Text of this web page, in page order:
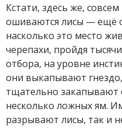
Кстати, здесь же,
ошиваются лисы — ещё
насколько это место
черепахи, пройдя
отбора, на уровне
они выкапывают
тщательно закапывают
несколько ложных ям.
разрывают лисы, так и